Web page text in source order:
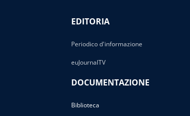
EDITORIA
Periodico d'informazione
euJournalTV
DOCUMENTAZIONE
Biblioteca